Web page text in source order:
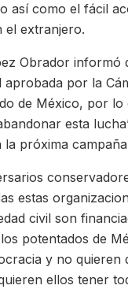
así como el fácil
el extranjero.
Obrador informó
aprobada por la
de México, por lo
esta
la próxima
estas
civil son
potentados de
y no quieren
ellos tener